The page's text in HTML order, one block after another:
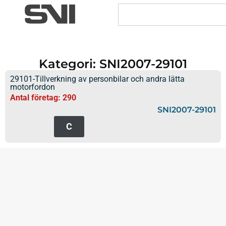
Kategori: SNI2007-29101
29101-Tillverkning av personbilar och andra lätta
motorfordon
Antal företag: 290
SNI2007-29101
C